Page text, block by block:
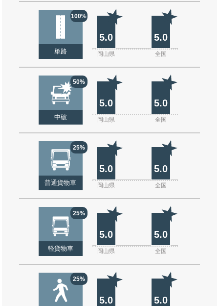
100%
単路
5.0 5.0
岡山県 全国
50%
中破
5.0 5.0
岡山県 全国
25%
普通貨物車
5.0 5.0
岡山県 全国
25%
軽貨物車
5.0 5.0
岡山県 全国
25%
5.0 5.0